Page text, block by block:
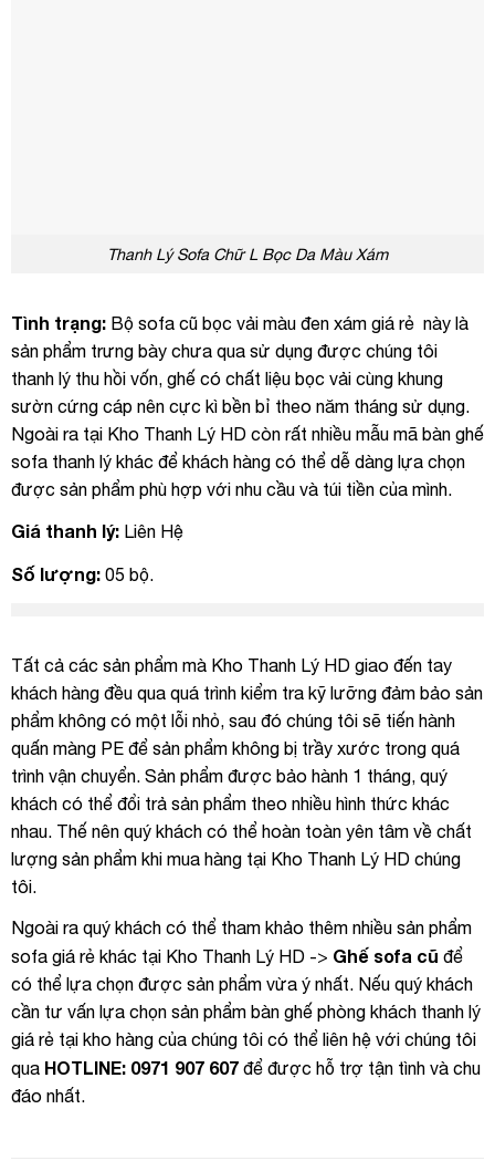
Thanh Lý Sofa Chữ L Bọc Da Màu Xám
Tình trạng: Bộ sofa cũ bọc vải màu đen xám giá rẻ này là
sản phẩm trưng bày chưa qua sử dụng được chúng tôi
thanh lý thu hồi vốn, ghế có chất liệu bọc vải cùng khung
sườn cứng cáp nên cực kì bền bỉ theo năm tháng sử dụng.
Ngoài ra tại Kho Thanh Lý HD còn rất nhiều mẫu mã bàn ghế
sofa thanh lý khác để khách hàng có thể dễ dàng lựa chọn
được sản phẩm phù hợp với nhu cầu và túi tiền của mình.
Giá thanh lý: Liên Hệ
Số lượng: 05 bộ.
Tất cả các sản phẩm mà Kho Thanh Lý HD giao đến tay
khách hàng đều qua quá trình kiểm tra kỹ lưỡng đảm bảo sản
phẩm không có một lỗi nhỏ, sau đó chúng tôi sẽ tiến hành
quấn màng PE để sản phẩm không bị trầy xước trong quá
trình vận chuyển. Sản phẩm được bảo hành 1 tháng, quý
khách có thể đổi trả sản phẩm theo nhiều hình thức khác
nhau. Thế nên quý khách có thể hoàn toàn yên tâm về chất
lượng sản phẩm khi mua hàng tại Kho Thanh Lý HD chúng
tôi.
Ngoài ra quý khách có thể tham khảo thêm nhiều sản phẩm
sofa giá rẻ khác tại Kho Thanh Lý HD -> Ghế sofa cũ để
có thể lựa chọn được sản phẩm vừa ý nhất. Nếu quý khách
cần tư vấn lựa chọn sản phẩm bàn ghế phòng khách thanh lý
giá rẻ tại kho hàng của chúng tôi có thể liên hệ với chúng tôi
qua HOTLINE: 0971 907 607 để được hỗ trợ tận tình và chu
đáo nhất.